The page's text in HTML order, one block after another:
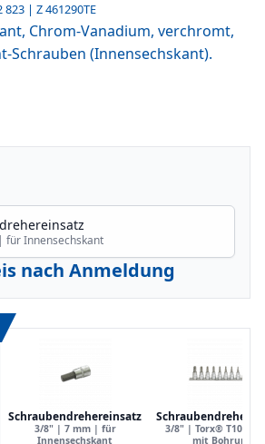
| Z 461290TE
Chrom-Vanadium, verchromt,
Schrauben (Innensechskant).
Innensechskant
nach Anmeldung
Schraubendrehereinsatz
3/8" | 7 mm | für
Innensechskant
3/8" | Torx® T10 | T
mit Bohrung